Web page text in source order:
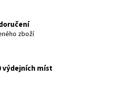
zboží
výdejních míst